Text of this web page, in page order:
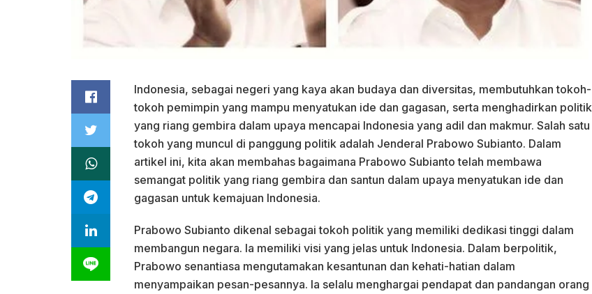
Indonesia, sebagai negeri yang kaya akan budaya dan diversitas, membutuhkan tokoh-
tokoh pemimpin yang mampu menyatukan ide dan gagasan, serta menghadirkan politik
yang riang gembira dalam upaya mencapai Indonesia yang adil dan makmur. Salah satu
tokoh yang muncul di panggung politik adalah Jenderal Prabowo Subianto. Dalam
artikel ini, kita akan membahas bagaimana Prabowo Subianto telah membawa
semangat politik yang riang gembira dan santun dalam upaya menyatukan ide dan
gagasan untuk kemajuan Indonesia.
Prabowo Subianto dikenal sebagai tokoh politik yang memiliki dedikasi tinggi dalam
membangun negara. Ia memiliki visi yang jelas untuk Indonesia. Dalam berpolitik,
Prabowo senantiasa mengutamakan kesantunan dan kehati-hatian dalam
menyampaikan pesan-pesannya. Ia selalu menghargai pendapat dan pandangan orang